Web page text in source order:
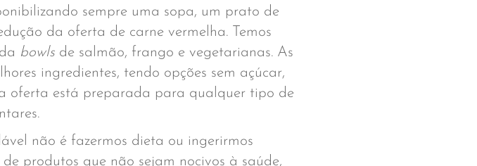
sempre uma sopa, um prato de
da oferta de carne vermelha. Temos
bowls de salmão, frango e vegetarianas. As
ingredientes, tendo opções sem açúcar,
oferta está preparada para qualquer tipo de
não é fazermos dieta ou ingerirmos
produtos que não sejam nocivos à saúde,